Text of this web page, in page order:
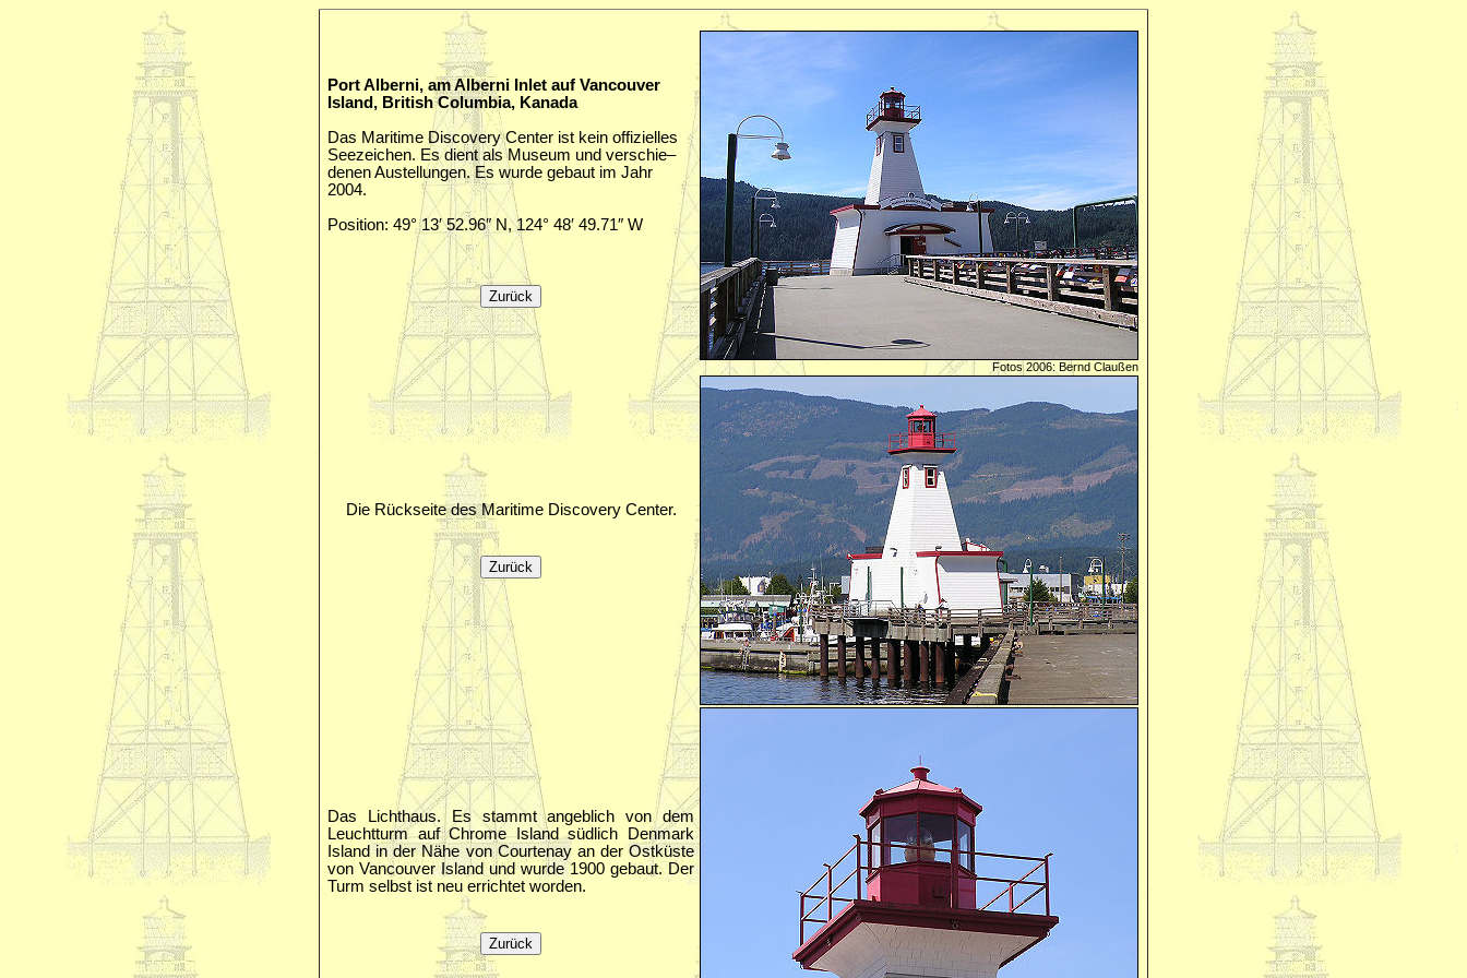
Port Alberni, am Alberni Inlet auf Vancouver
Island, British Columbia, Kanada
Das Maritime Discovery Center ist kein offizielles
Seezeichen. Es dient als Museum und verschie–
denen Austellungen. Es wurde gebaut im Jahr
2004.
Position: 49° 13′ 52.96″ N, 124° 48′ 49.71″ W
Fotos 2006: Bernd Claußen
Die Rückseite des Maritime Discovery Center.
Das Lichthaus. Es stammt angeblich von dem
Leuchtturm auf Chrome Island südlich Denmark
Island in der Nähe von Courtenay an der Ostküste
von Vancouver Island und wurde 1900 gebaut. Der
Turm selbst ist neu errichtet worden.